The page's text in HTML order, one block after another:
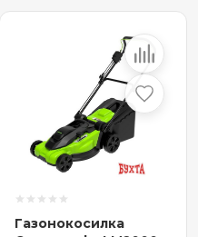
Газонокосилка